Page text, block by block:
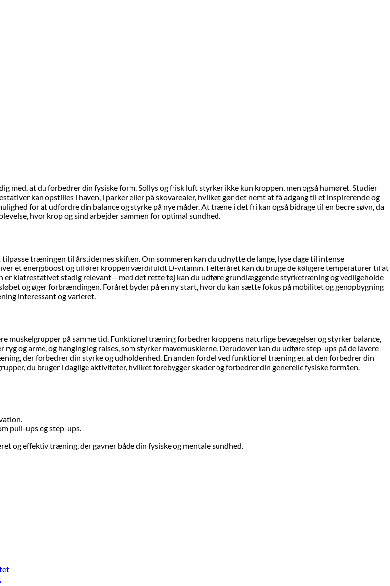
at du forbedrer din fysiske form. Sollys og frisk luft styrker ikke kun kroppen, men også humøret. Studier
kan opstilles i haven, i parker eller på skovarealer, hvilket gør det nemt at få adgang til et inspirerende og
for at udfordre din balance og styrke på nye måder. At træne i det fri kan også bidrage til en bedre søvn, da
hvor krop og sind arbejder sammen for optimal sundhed.
træningen til årstidernes skiften. Om sommeren kan du udnytte de lange, lyse dage til intense
et energiboost og tilfører kroppen værdifuldt D-vitamin. I efteråret kan du bruge de køligere temperaturer til at
er klatrestativet stadig relevant – med det rette tøj kan du udføre grundlæggende styrketræning og vedligeholde
og øger forbrændingen. Foråret byder på en ny start, hvor du kan sætte fokus på mobilitet og genopbygning
interessant og varieret.
muskelgrupper på samme tid. Funktionel træning forbedrer kroppens naturlige bevægelser og styrker balance,
og arme, og hanging leg raises, som styrker mavemusklerne. Derudover kan du udføre step-ups på de lavere
der forbedrer din styrke og udholdenhed. En anden fordel ved funktionel træning er, at den forbedrer din
du bruger i daglige aktiviteter, hvilket forebygger skader og forbedrer din generelle fysiske formåen.
pull-ups og step-ups.
og effektiv træning, der gavner både din fysiske og mentale sundhed.